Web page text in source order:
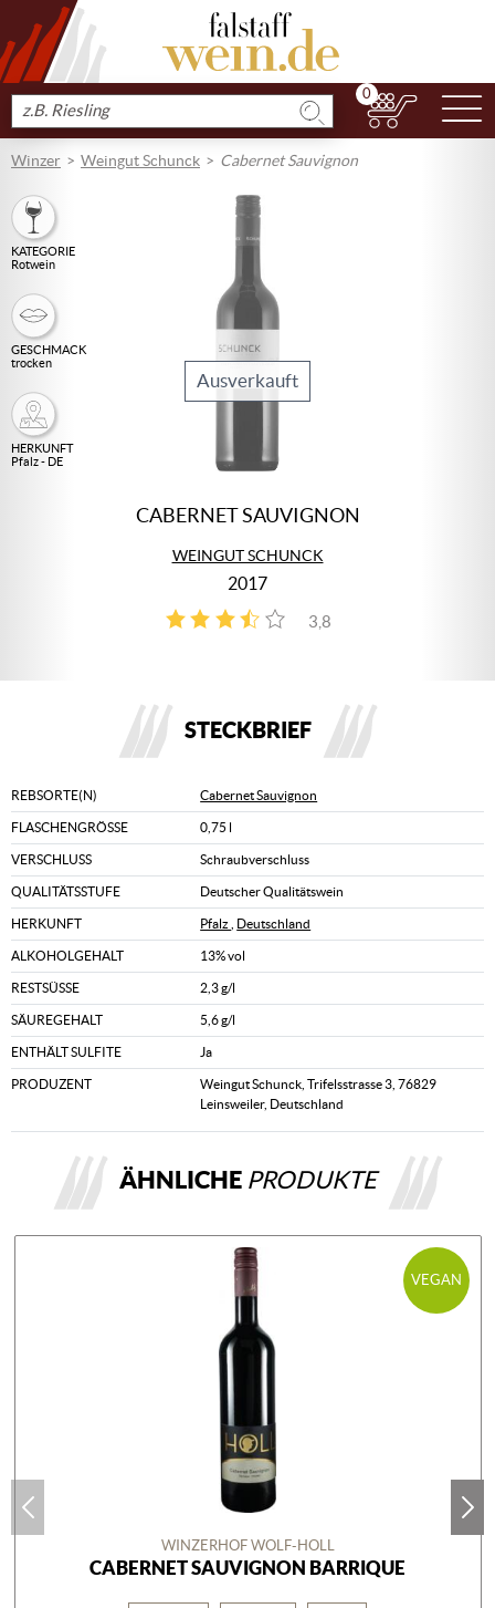
Produkt
suchen
0
Winzer Weingut Schunck Cabernet Sauvignon
KATEGORIE
Rotwein
GESCHMACK
trocken
HERKUNFT
Pfalz - DE
Ausverkauft
CABERNET SAUVIGNON
WEINGUT SCHUNCK
2017
3,8
4
STECKBRIEF
REBSORTE(N) Cabernet Sauvignon
FLASCHENGRÖSSE 0,75 l
VERSCHLUSS Schraubverschluss
QUALITÄTSSTUFE Deutscher Qualitätswein
HERKUNFT Pfalz Deutschland
ALKOHOLGEHALT 13% vol
RESTSÜSSE 2,3 g/l
SÄUREGEHALT 5,6 g/l
ENTHÄLT SULFITE Ja
PRODUZENT
Weingut Schunck, Trifelsstrasse 3, 76829
Leinsweiler, Deutschland
ÄHNLICHE PRODUKTE
VEGAN
WINZERHOF WOLF-HOLL
CABERNET SAUVIGNON BARRIQUE